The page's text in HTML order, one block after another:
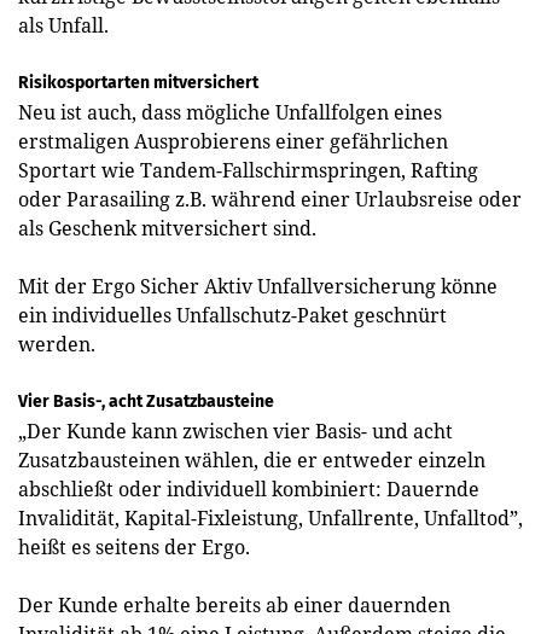
als Unfall.
Risikosportarten mitversichert
Neu ist auch, dass mögliche Unfallfolgen eines
erstmaligen Ausprobierens einer gefährlichen
Sportart wie Tandem-Fallschirmspringen, Rafting
oder Parasailing z.B. während einer Urlaubsreise oder
als Geschenk mitversichert sind.
Mit der Ergo Sicher Aktiv Unfallversicherung könne
ein individuelles Unfallschutz-Paket geschnürt
werden.
Vier Basis-, acht Zusatzbausteine
„Der Kunde kann zwischen vier Basis- und acht
Zusatzbausteinen wählen, die er entweder einzeln
abschließt oder individuell kombiniert: Dauernde
Invalidität, Kapital-Fixleistung, Unfallrente, Unfalltod”,
heißt es seitens der Ergo.
Der Kunde erhalte bereits ab einer dauernden